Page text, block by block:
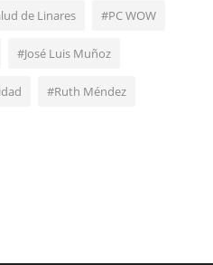
de Linares #PC WOW
#José Luis Muñoz
#Ruth Méndez